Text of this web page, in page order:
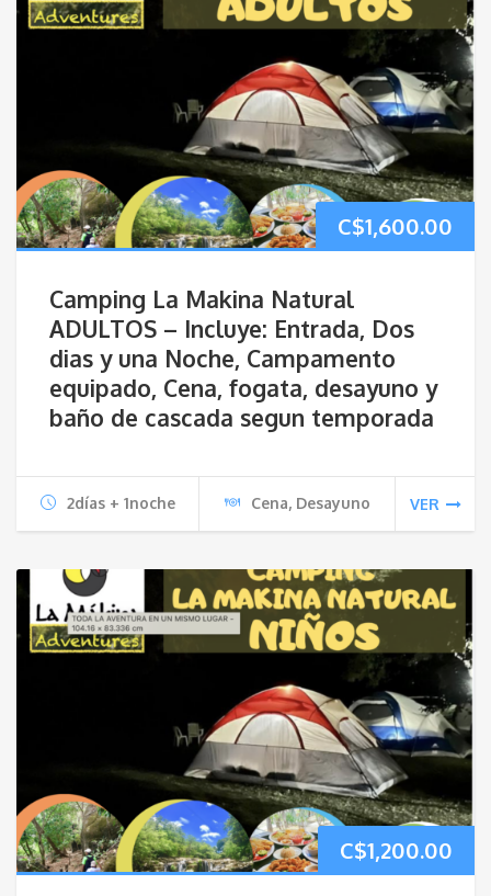
C$1,600.00
Camping La Makina Natural
ADULTOS – Incluye: Entrada, Dos
dias y una Noche, Campamento
equipado, Cena, fogata, desayuno y
baño de cascada segun temporada
2días + 1noche Cena, Desayuno VER
C$1,200.00